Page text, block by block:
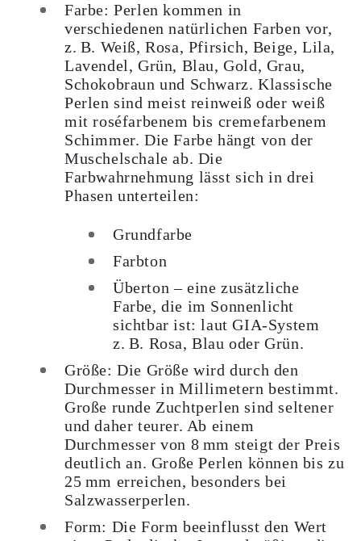
Farbe: Perlen kommen in
verschiedenen natürlichen Farben vor,
z. B. Weiß, Rosa, Pfirsich, Beige, Lila,
Lavendel, Grün, Blau, Gold, Grau,
Schokobraun und Schwarz. Klassische
Perlen sind meist reinweiß oder weiß
mit roséfarbenem bis cremefarbenem
Schimmer. Die Farbe hängt von der
Muschelschale ab. Die
Farbwahrnehmung lässt sich in drei
Phasen unterteilen:
Grundfarbe
Farbton
Überton – eine zusätzliche
Farbe, die im Sonnenlicht
sichtbar ist: laut GIA-System
z. B. Rosa, Blau oder Grün.
Größe: Die Größe wird durch den
Durchmesser in Millimetern bestimmt.
Große runde Zuchtperlen sind seltener
und daher teurer. Ab einem
Durchmesser von 8 mm steigt der Preis
deutlich an. Große Perlen können bis zu
25 mm erreichen, besonders bei
Salzwasserperlen.
Form: Die Form beeinflusst den Wert